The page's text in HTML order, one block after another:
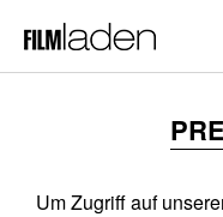
Um Zugriff auf